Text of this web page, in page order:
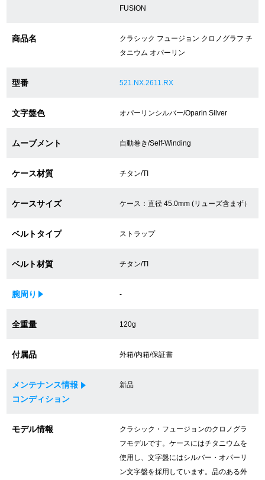
ラッピングサービス
買取・下取りをご希望の方
買取・下取りはこちら
買取専門サロン
修理・メンテンナンスについて
FUSION
商品名
クラシック フュージョン クロノグラフ チ
タニウム オパーリン
型番 521.NX.2611.RX
文字盤色 オパーリンシルバー/Oparin Silver
ムーブメント 自動巻き/Self-Winding
ケース材質 チタン/TI
ケースサイズ ケース：直径 45.0mm (リューズ含まず）
ベルトタイプ ストラップ
ベルト材質 チタン/TI
腕周り -
全重量 120g
付属品 外箱/内箱/保証書
メンテナンス情報
コンディション
新品
モデル情報
クラシック・フュージョンのクロノグラ
フモデルです。ケースにはチタニウムを
使用し、文字盤にはシルバー・オパーリ
ン文字盤を採用しています。品のある外